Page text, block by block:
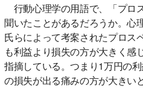
行動心理学の用語で、「プロ
聞いたことがあるだろうか。心
氏らによって考案されたプロス
も利益より損失の方が大きく感
指摘している。つまり1万円の
の損失が出る痛みの方が大きい